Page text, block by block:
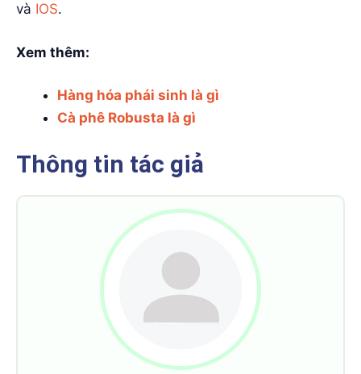
và IOS.
Xem thêm:
Hàng hóa phái sinh là gì
Cà phê Robusta là gì
Thông tin tác giả